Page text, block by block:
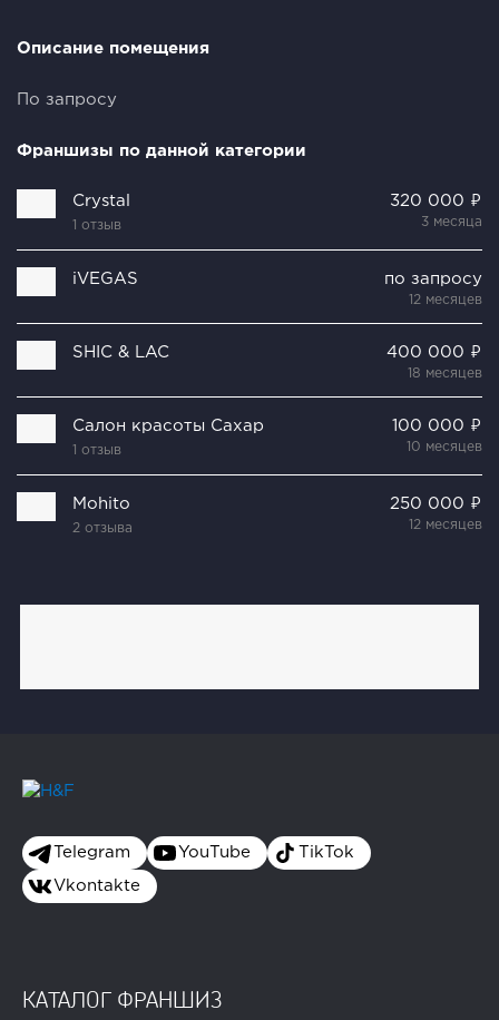
Описание помещения
По запросу
Франшизы по данной категории
Crystal
1 отзыв
320 000 ₽
3 месяца
iVEGAS по запросу
12 месяцев
SHIC & LAC 400 000 ₽
18 месяцев
Салон красоты Сахар
1 отзыв
100 000 ₽
10 месяцев
Mohito
2 отзыва
250 000 ₽
12 месяцев
Telegram YouTube TikTok
Vkontakte
КАТАЛОГ ФРАНШИЗ